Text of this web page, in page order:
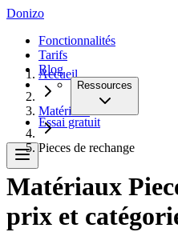
Donizo
Fonctionnalités
Tarifs
Blog
Ressources
Essai gratuit
Accueil
Matériaux
Pieces de rechange
Matériaux
prix et